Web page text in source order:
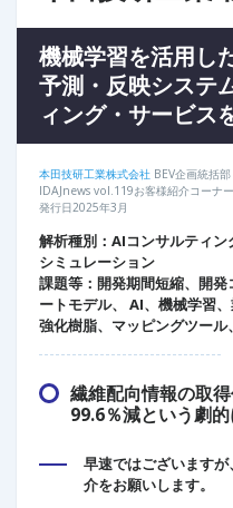
機械学習を活用し
予測・反映システ
ィング・サービス
本田技研工業株式会社 BEV企画統括
IDAJnews vol.119お客様紹介コーナ
発行日2025年3月
解析種別：AIコンサルティ
シミュレーション
課題等：開発期間短縮、開
ートモデル、 AI、機械学習
強化樹脂、マッピングツー
繊維配向情報の取
99.6％減という劇
早速ではございます
介をお願いします。